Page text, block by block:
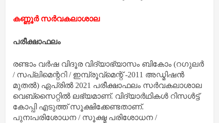
കണ്ണൂർ സർവകലാശാല
പരീക്ഷാഫലം
രണ്ടാം വർഷ വിദൂര വിദ്യാഭ്യാസം ബികോം (റഗുലർ
/ സപ്ലിമെന്ററി / ഇമ്പ്രൂവ്മെന്റ് -2011 അഡ്മിഷൻ
മുതൽ) ഏപ്രിൽ 2021 പരീക്ഷാഫലം സർവകലാശാല
വെബ്‌സൈറ്റിൽ ലഭ്യമാണ്. വിദ്യാർഥികൾ റിസൾട്ട്
കോപ്പി എടുത്ത് സൂക്ഷിക്കേണ്ടതാണ്.
പുനഃപരിശോധന / സൂക്ഷ്മ പരിശോധന /